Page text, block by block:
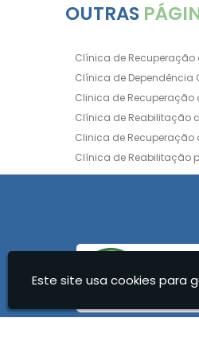
OUTRAS
Clínica de Recuperação
Clínica de Dependência
Clinica de Recuperação
Clínica de Reabilitação
Clinica de Recuperação
Clínica de Reabilitação
Clínica para
Clínica de
Clínica para
Este site usa cookies para